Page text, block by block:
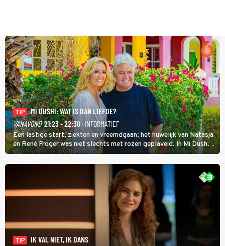
TIP
MI DUSHI: WAT IS DAN LIEFDE?
VANAVOND 21:23 - 22:30 · INFORMATIEF
Een lastige start, ziekten en vreemdgaan; het huwelijk van Natasja
en René Froger was niet slechts met rozen geplaveid. In Mi Dushi:
Wat Is Dan Liefde? neemt Wilfred Genee het showbizzkoppel mee
uit vissen om het over de liefde te hebben.
TIP
IK VAL NIET, IK DANS